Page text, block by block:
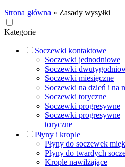
Strona główna » Zasady wysyłki
Kategorie
Soczewki kontaktowe
Soczewki jednodniowe
Soczewki
Soczewki miesięczne
Soczewki na dzień i na
Soczewki toryczne
Soczewki progresywne
Soczewki progresywne
toryczne
Płyny i krople
Płyny do soczewek
Płyny do twardych
Krople nawilżające